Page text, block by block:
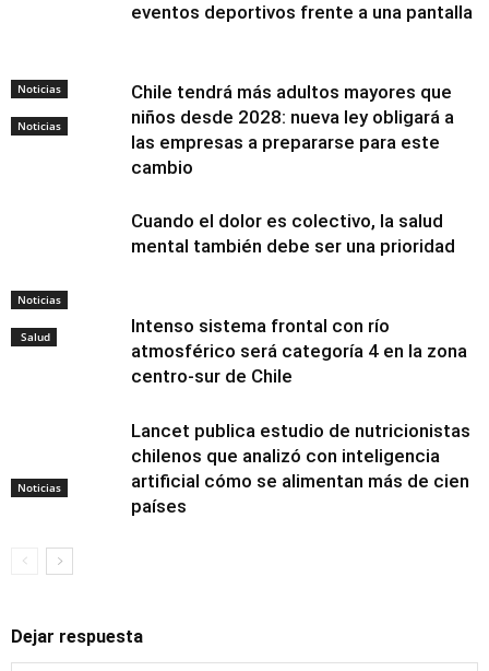
Noticias
Noticias
eventos deportivos frente a una pantalla
Noticias
Chile tendrá más adultos mayores que
niños desde 2028: nueva ley obligará a
las empresas a prepararse para este
cambio
Salud
Cuando el dolor es colectivo, la salud
mental también debe ser una prioridad
Noticias
Intenso sistema frontal con río
atmosférico será categoría 4 en la zona
centro-sur de Chile
Alimentación y
nutrición
Lancet publica estudio de nutricionistas
chilenos que analizó con inteligencia
artificial cómo se alimentan más de cien
países
Dejar respuesta